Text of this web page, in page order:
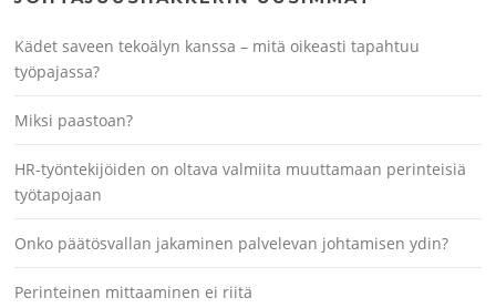
Kädet saveen tekoälyn kanssa – mitä oikeasti tapahtuu
työpajassa?
Miksi paastoan?
HR-työntekijöiden on oltava valmiita muuttamaan perinteisiä
työtapojaan
Onko päätösvallan jakaminen palvelevan johtamisen ydin?
Perinteinen mittaaminen ei riitä